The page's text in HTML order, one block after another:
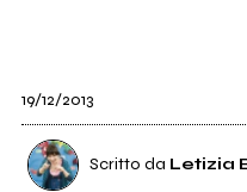
19/12/2013
Scritto da Letizia